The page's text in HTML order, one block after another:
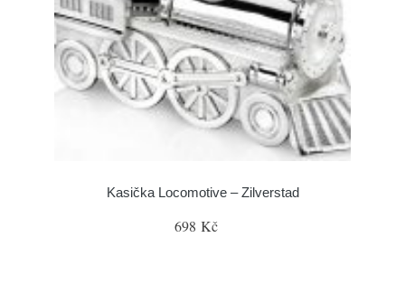
Kasička Locomotive – Zilverstad
698 Kč